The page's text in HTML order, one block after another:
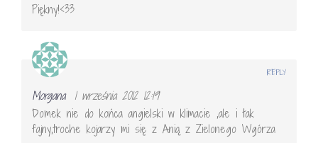
Piękny!<33
Morgana
1 września 2012 12:19
Domek nie do końca angielski w klimacie ,ale i tak
fajny,troche kojarzy mi się z Anią z Zielonego Wgórza
REPLY